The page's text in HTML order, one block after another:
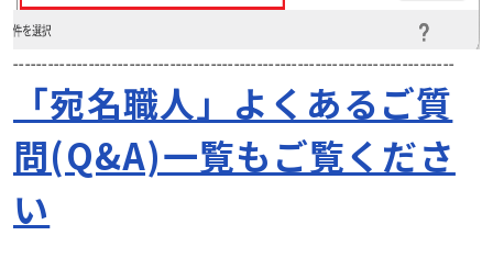
----------------------------------------------------------------------------
「宛名職人」よくあるご質
問(Q&A)一覧もご覧くださ
い